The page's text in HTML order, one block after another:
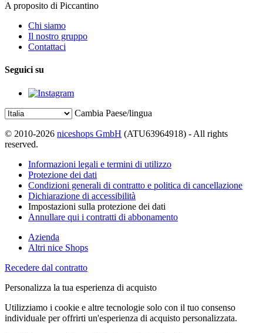
A proposito di Piccantino
Chi siamo
Il nostro gruppo
Contattaci
Seguici su
Cambia Paese/lingua
© 2010-2026 niceshops GmbH (ATU63964918) - All rights
reserved.
Informazioni legali e termini di utilizzo
Protezione dei dati
Condizioni generali di contratto e politica di cancellazione
Dichiarazione di accessibilità
Impostazioni sulla protezione dei dati
Annullare qui i contratti di abbonamento
Azienda
Altri nice Shops
Recedere dal contratto
Personalizza la tua esperienza di acquisto
Utilizziamo i cookie e altre tecnologie solo con il tuo consenso
individuale per offrirti un'esperienza di acquisto personalizzata.